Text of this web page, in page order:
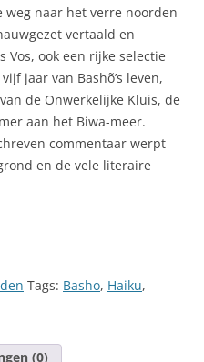
weg naar het verre noorden
vertaald en
Vos, ook een rijke selectie
jaar van Bashõ’s leven,
de Onwerkelijke Kluis, de
aan het Biwa-meer.
commentaar werpt
en de vele literaire
Tags: Basho, Haiku,
(0)